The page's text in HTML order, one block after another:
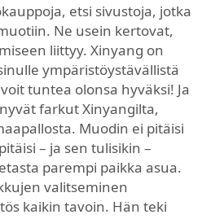
etsi sivustoja, jotka
Ne usein kertovat,
liittyy. Xinyang on
ympäristöystävällistä
tuntea olonsa hyväksi! Ja
farkut Xinyangilta,
Muodin ei pitäisi
– ja sen tulisikin –
parempi paikka asua.
valitseminen
kaikin tavoin. Hän teki